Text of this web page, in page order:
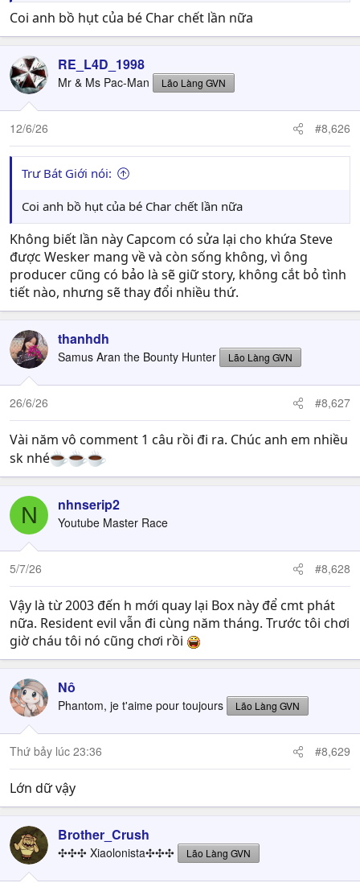
Coi anh bồ hụt của bé Char chết lần nữa
RE_L4D_1998
Mr & Ms Pac-Man Lão Làng GVN
12/6/26 #8,626
Trư Bát Giới nói:
Coi anh bồ hụt của bé Char chết lần nữa
Không biết lần này Capcom có sửa lại cho khứa Steve
được Wesker mang về và còn sống không, vì ông
producer cũng có bảo là sẽ giữ story, không cắt bỏ tình
tiết nào, nhưng sẽ thay đổi nhiều thứ.
thanhdh
Samus Aran the Bounty Hunter Lão Làng GVN
26/6/26 #8,627
Vài năm vô comment 1 câu rồi đi ra. Chúc anh em nhiều
sk nhé
N nhnserip2
Youtube Master Race
5/7/26 #8,628
Vậy là từ 2003 đến h mới quay lại Box này để cmt phát
nữa. Resident evil vẫn đi cùng năm tháng. Trước tôi chơi
giờ cháu tôi nó cũng chơi rồi
Nô
Phantom, je t'aime pour toujours Lão Làng GVN
Thứ bảy lúc 23:36 #8,629
Lớn dữ vậy
Brother_Crush
✣✣✣ Xiaolonista✣✣✣ Lão Làng GVN